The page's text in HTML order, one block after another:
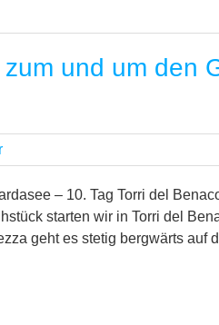
und um den
– 10. Tag Torri del
starten wir in Torri del
geht es stetig bergwärts auf